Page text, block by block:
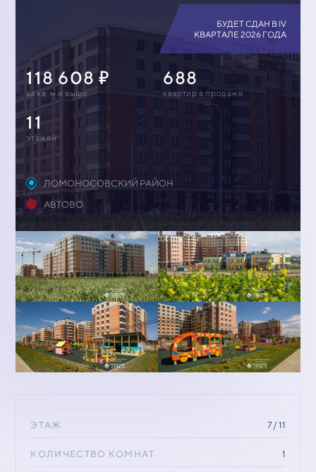
БУДЕТ СДАН В IV
КВАРТАЛЕ 2026 ГОДА
118 608
за кв. м и выше
688
квартир в продаже
11
этажей
ЛОМОНОСОВСКИЙ РАЙОН
АВТОВО
ЭТАЖ 7 / 11
КОЛИЧЕСТВО КОМНАТ 1